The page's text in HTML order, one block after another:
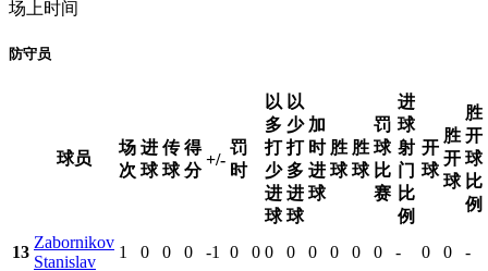
场上时间
防守员
球员
场
次
进
球
传
球
得
分
+/-
罚
时
以
多
打
少
进
球
以
少
打
多
进
球
加
时
进
球
胜
球
胜
球
罚
球
比
赛
进
球
射
门
比
例
开
球
胜
开
球
胜
开
球
比
例
13
Zabornikov
Stanislav
1 0 0 0 -1 0 0 0 0 0 0 0 0 - 0 0 -